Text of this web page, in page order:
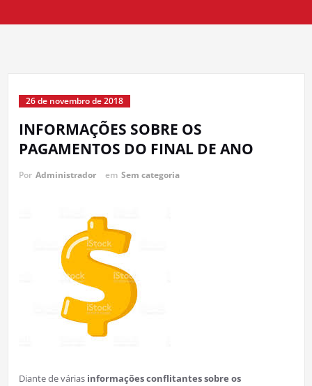
26 de novembro de 2018
INFORMAÇÕES SOBRE OS
PAGAMENTOS DO FINAL DE ANO
Por Administrador em Sem categoria
Diante de várias informações conflitantes sobre os